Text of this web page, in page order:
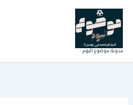
تخطي
إلى
المحتوى
مدونة موضوع اليوم